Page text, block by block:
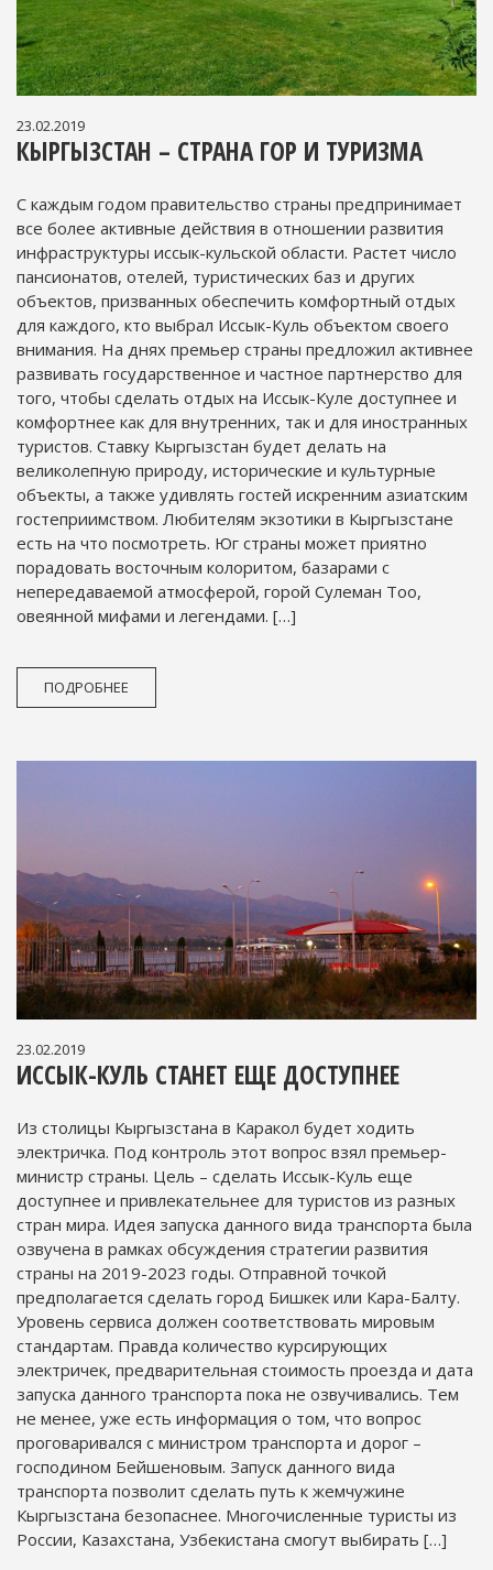
23.02.2019
КЫРГЫЗСТАН – СТРАНА ГОР И ТУРИЗМА
С каждым годом правительство страны предпринимает
все более активные действия в отношении развития
инфраструктуры иссык-кульской области. Растет число
пансионатов, отелей, туристических баз и других
объектов, призванных обеспечить комфортный отдых
для каждого, кто выбрал Иссык-Куль объектом своего
внимания. На днях премьер страны предложил активнее
развивать государственное и частное партнерство для
того, чтобы сделать отдых на Иссык-Куле доступнее и
комфортнее как для внутренних, так и для иностранных
туристов. Ставку Кыргызстан будет делать на
великолепную природу, исторические и культурные
объекты, а также удивлять гостей искренним азиатским
гостеприимством. Любителям экзотики в Кыргызстане
есть на что посмотреть. Юг страны может приятно
порадовать восточным колоритом, базарами с
непередаваемой атмосферой, горой Сулеман Тоо,
овеянной мифами и легендами. […]
ПОДРОБНЕЕ
23.02.2019
ИССЫК-КУЛЬ СТАНЕТ ЕЩЕ ДОСТУПНЕЕ
Из столицы Кыргызстана в Каракол будет ходить
электричка. Под контроль этот вопрос взял премьер-
министр страны. Цель – сделать Иссык-Куль еще
доступнее и привлекательнее для туристов из разных
стран мира. Идея запуска данного вида транспорта была
озвучена в рамках обсуждения стратегии развития
страны на 2019-2023 годы. Отправной точкой
предполагается сделать город Бишкек или Кара-Балту.
Уровень сервиса должен соответствовать мировым
стандартам. Правда количество курсирующих
электричек, предварительная стоимость проезда и дата
запуска данного транспорта пока не озвучивались. Тем
не менее, уже есть информация о том, что вопрос
проговаривался с министром транспорта и дорог –
господином Бейшеновым. Запуск данного вида
транспорта позволит сделать путь к жемчужине
Кыргызстана безопаснее. Многочисленные туристы из
России, Казахстана, Узбекистана смогут выбирать […]